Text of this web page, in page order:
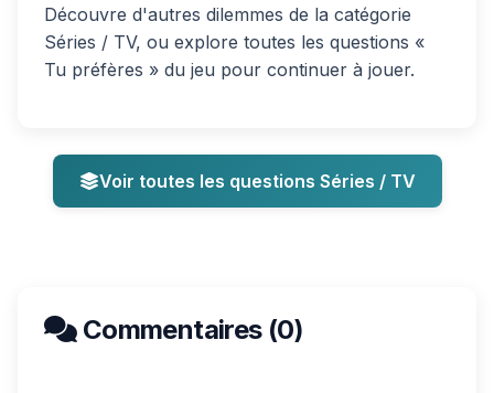
Découvre d'autres dilemmes de la catégorie
Séries / TV, ou explore toutes les questions «
Tu préfères » du jeu pour continuer à jouer.
Voir toutes les questions Séries / TV
Commentaires (0)